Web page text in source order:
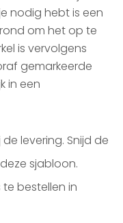
nodig hebt is een
om het op te
is vervolgens
gemarkeerde
in een
levering. Snijd de
sjabloon.
bestellen in